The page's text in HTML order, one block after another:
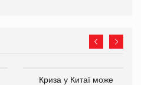
Криза у Китаї може